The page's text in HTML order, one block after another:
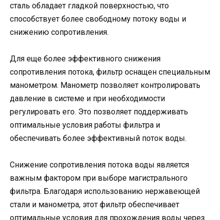
сталь обладает гладкой поверхностью, что
способствует более свободному потоку воды и
снижению сопротивления.
Для еще более эффективного снижения
сопротивления потока, фильтр оснащен специальным
манометром. Манометр позволяет контролировать
давление в системе и при необходимости
регулировать его. Это позволяет поддерживать
оптимальные условия работы фильтра и
обеспечивать более эффективный поток воды.
Снижение сопротивления потока воды является
важным фактором при выборе магистрального
фильтра. Благодаря использованию нержавеющей
стали и манометра, этот фильтр обеспечивает
оптимальные условия для прохождения воды через